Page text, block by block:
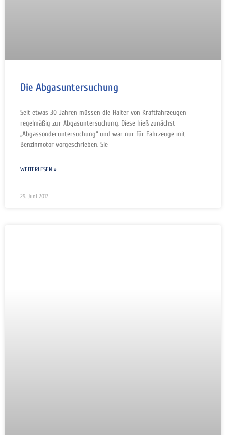
Die Abgasuntersuchung
Seit etwas 30 Jahren müssen die Halter von Kraftfahrzeugen
regelmäßig zur Abgasuntersuchung. Diese hieß zunächst
„Abgassonderuntersuchung“ und war nur für Fahrzeuge mit
Benzinmotor vorgeschrieben. Sie
WEITERLESEN »
29. Juni 2017